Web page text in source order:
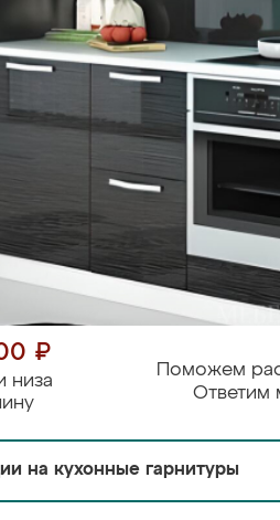
₽
низа
Поможем
Ответим
на кухонные гарнитуры